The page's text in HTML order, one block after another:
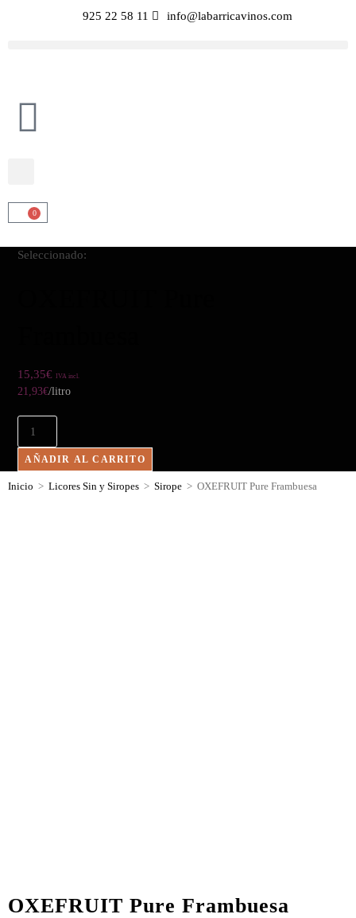
925 22 58 11 info@labarricavinos.com
0
Seleccionado:
15,35€ IVA incl.
21,93€/litro
AÑADIR AL CARRITO
Inicio > Licores Sin y Siropes > Sirope > OXEFRUIT Pure Frambuesa
OXEFRUIT Pure Frambuesa